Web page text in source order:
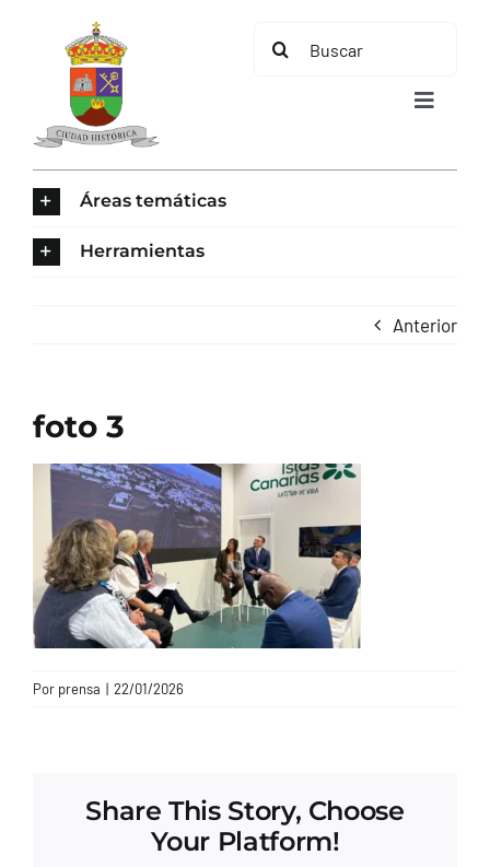
contenido
Buscar:
Toggle
CONTACTO
Áreas temáticas
Herramientas
Anterior
foto 3
Por prensa | 22/01/2026
Share This Story, Choose
Your Platform!